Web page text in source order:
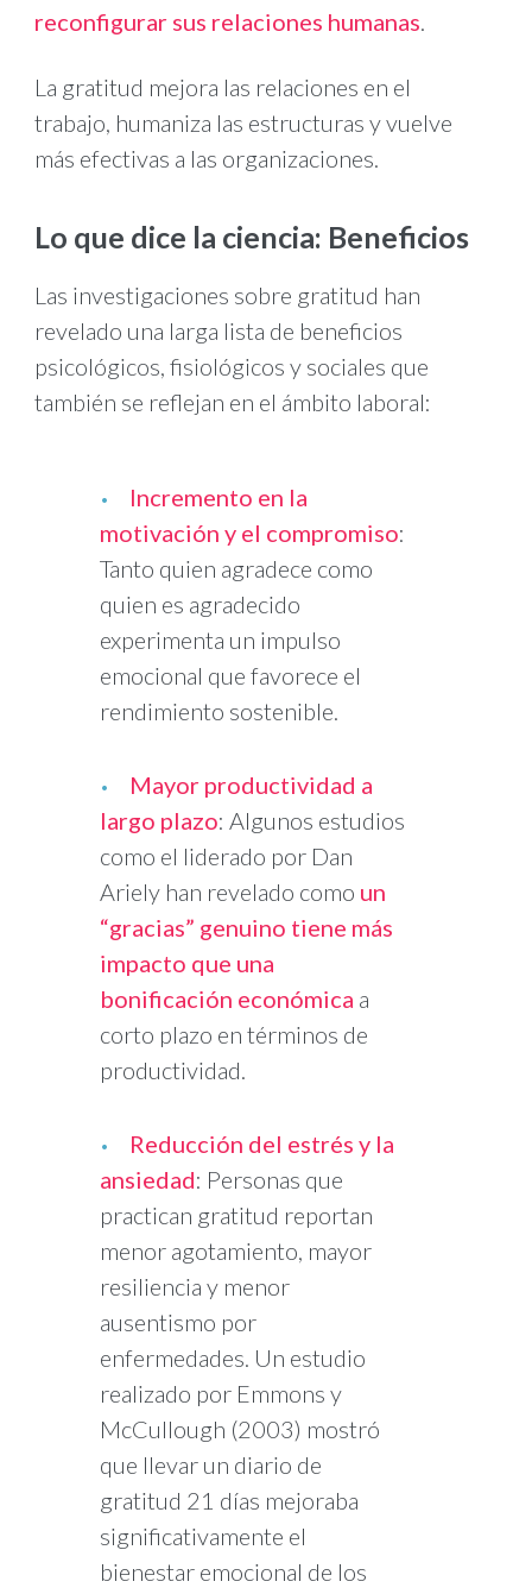
reconfigurar sus relaciones humanas.
La gratitud mejora las relaciones en el
trabajo, humaniza las estructuras y vuelve
más efectivas a las organizaciones.
Lo que dice la ciencia: Beneficios
Las investigaciones sobre gratitud han
revelado una larga lista de beneficios
psicológicos, fisiológicos y sociales que
también se reflejan en el ámbito laboral:
Incremento en la
motivación y el compromiso:
Tanto quien agradece como
quien es agradecido
experimenta un impulso
emocional que favorece el
rendimiento sostenible.
Mayor productividad a
largo plazo: Algunos estudios
como el liderado por Dan
Ariely han revelado como un
“gracias” genuino tiene más
impacto que una
bonificación económica a
corto plazo en términos de
productividad.
Reducción del estrés y la
ansiedad: Personas que
practican gratitud reportan
menor agotamiento, mayor
resiliencia y menor
ausentismo por
enfermedades. Un estudio
realizado por Emmons y
McCullough (2003) mostró
que llevar un diario de
gratitud 21 días mejoraba
significativamente el
bienestar emocional de los